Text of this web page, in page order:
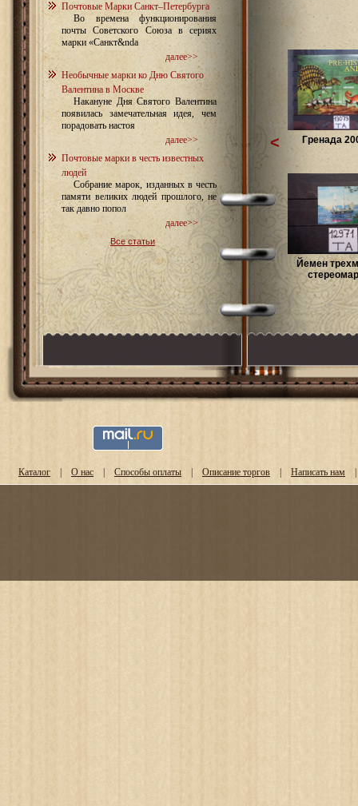
Почтовые Марки Санкт–Петербурга
Во времена функционирования
почты Советского Союза в сериях
марки «Санкт&nda
далее>>
Необычные марки ко Дню Святого
Валентина в Москве
Накануне Дня Святого Валентина
появилась замечательная идея, чем
порадовать настоя
далее>>
Почтовые марки в честь известных
людей
Собрание марок, изданных в честь
памяти великих людей прошлого, не
так давно попол
далее>>
Все статьи
Гренада
Йемен
<
Каталог | О нас | Способы оплаты | Описание торгов | Написать нам |